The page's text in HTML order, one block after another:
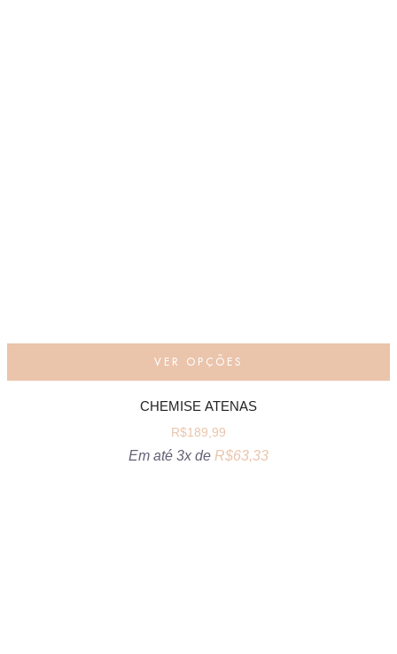
VER OPÇÕES
CHEMISE ATENAS
R$189,99
Em até 3x de R$63,33